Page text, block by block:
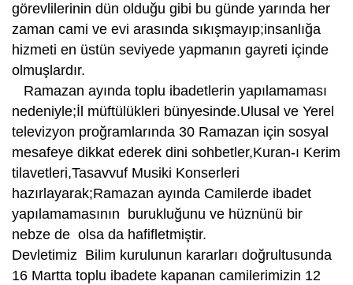
görevlilerinin dün olduğu gibi bu günde yarında her
zaman cami ve evi arasında sıkışmayıp;insanlığa
hizmeti en üstün seviyede yapmanın gayreti içinde
olmuşlardır.
Ramazan ayında toplu ibadetlerin yapılamaması
nedeniyle;İl müftülükleri bünyesinde.Ulusal ve Yerel
televizyon proğramlarında 30 Ramazan için sosyal
mesafeye dikkat ederek dini sohbetler,Kuran-ı Kerim
tilavetleri,Tasavvuf Musiki Konserleri
hazırlayarak;Ramazan ayında Camilerde ibadet
yapılamamasının burukluğunu ve hüznünü bir
nebze de olsa da hafifletmiştir.
Devletimiz Bilim kurulunun kararları doğrultusunda
16 Martta toplu ibadete kapanan camilerimizin 12